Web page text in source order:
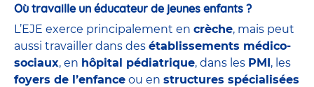
Où travaille un éducateur de jeunes enfants ?
L’EJE exerce principalement en crèche, mais peut
aussi travailler dans des établissements médico-
sociaux, en hôpital pédiatrique, dans les PMI, les
foyers de l’enfance ou en structures spécialisées